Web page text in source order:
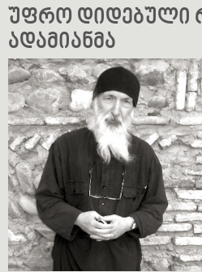
უფრო დიდებული
ადამიანმა